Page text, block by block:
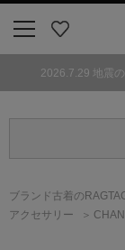
気
2026.7.29 地震
ブランド古着の
アクセサリー